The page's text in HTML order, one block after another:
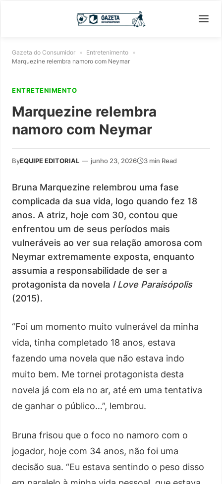
Gazeta do Consumidor » Entretenimento »
Marquezine relembra namoro com Neymar
ENTRETENIMENTO
Marquezine relembra
namoro com Neymar
ByEQUIPE EDITORIAL — junho 23, 2026 3 min Read
Bruna Marquezine relembrou uma fase
complicada da sua vida, logo quando fez 18
anos. A atriz, hoje com 30, contou que
enfrentou um de seus períodos mais
vulneráveis ao ver sua relação amorosa com
Neymar extremamente exposta, enquanto
assumia a responsabilidade de ser a
protagonista da novela I Love Paraisópolis
(2015).
“Foi um momento muito vulnerável da minha
vida, tinha completado 18 anos, estava
fazendo uma novela que não estava indo
muito bem. Me tornei protagonista desta
novela já com ela no ar, até em uma tentativa
de ganhar o público…”, lembrou.
Bruna frisou que o foco no namoro com o
jogador, hoje com 34 anos, não foi uma
decisão sua. “Eu estava sentindo o peso disso